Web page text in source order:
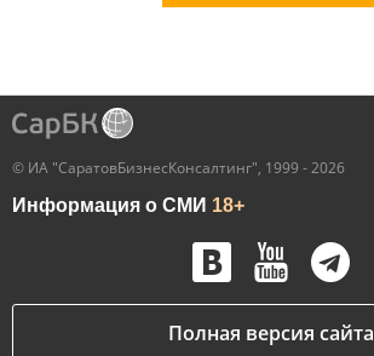
© ИА "СаратовБизнесКонсалтинг", 1999 - 2026
Информация о СМИ 18+
Полная версия сайта